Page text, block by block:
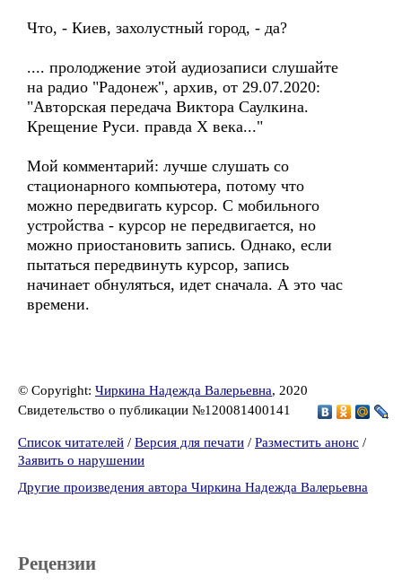
Что, - Киев, захолустный город, - да?
.... пролоджение этой аудиозаписи слушайте
на радио "Радонеж", архив, от 29.07.2020:
"Авторская передача Виктора Саулкина.
Крещение Руси. правда Х века..."
Мой комментарий: лучше слушать со
стационарного компьютера, потому что
можно передвигать курсор. С мобильного
устройства - курсор не передвигается, но
можно приостановить запись. Однако, если
пытаться передвинуть курсор, запись
начинает обнуляться, идет сначала. А это час
времени.
© Copyright: Чиркина Надежда Валерьевна, 2020
Свидетельство о публикации №120081400141
Список читателей / Версия для печати / Разместить анонс /
Заявить о нарушении
Другие произведения автора Чиркина Надежда Валерьевна
Рецензии